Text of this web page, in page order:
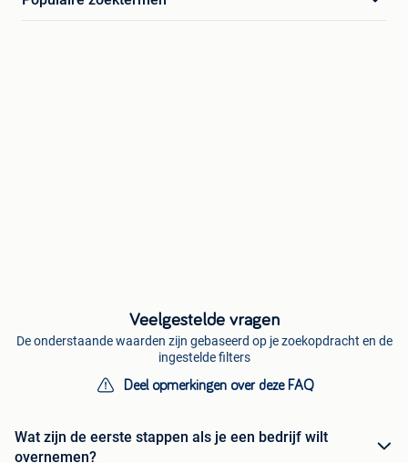
Veelgestelde vragen
De onderstaande waarden zijn gebaseerd op je zoekopdracht en de
ingestelde filters
Deel opmerkingen over deze FAQ
Wat zijn de eerste stappen als je een bedrijf wilt
overnemen?